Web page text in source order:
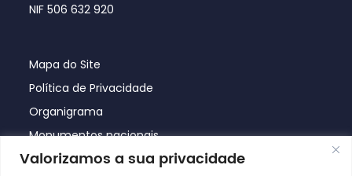
Valorizamos a sua privacidade
NIF 506 632 920
Mapa do Site
Política de Privacidade
Organigrama
Monumentos nacionais